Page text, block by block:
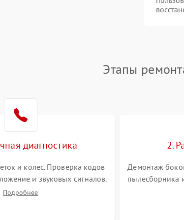
Этапы
диагностика
и колес. Проверка кодов
и звуковых сигналов.
и тестирование
Подробнее
2.
Демонтаж
пылесборника
корпуса